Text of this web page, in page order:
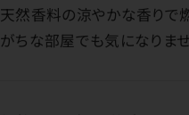
天然香料の涼やかな香りで
がちな部屋でも気になりませ